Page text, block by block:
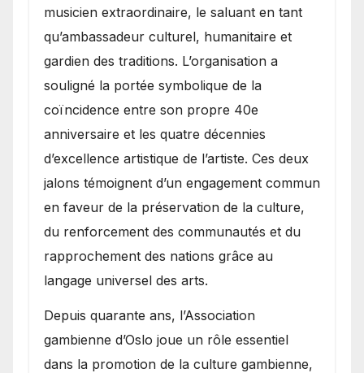
musicien extraordinaire, le saluant en tant
qu’ambassadeur culturel, humanitaire et
gardien des traditions. L’organisation a
souligné la portée symbolique de la
coïncidence entre son propre 40e
anniversaire et les quatre décennies
d’excellence artistique de l’artiste. Ces deux
jalons témoignent d’un engagement commun
en faveur de la préservation de la culture,
du renforcement des communautés et du
rapprochement des nations grâce au
langage universel des arts.
​Depuis quarante ans, l’Association
gambienne d’Oslo joue un rôle essentiel
dans la promotion de la culture gambienne,